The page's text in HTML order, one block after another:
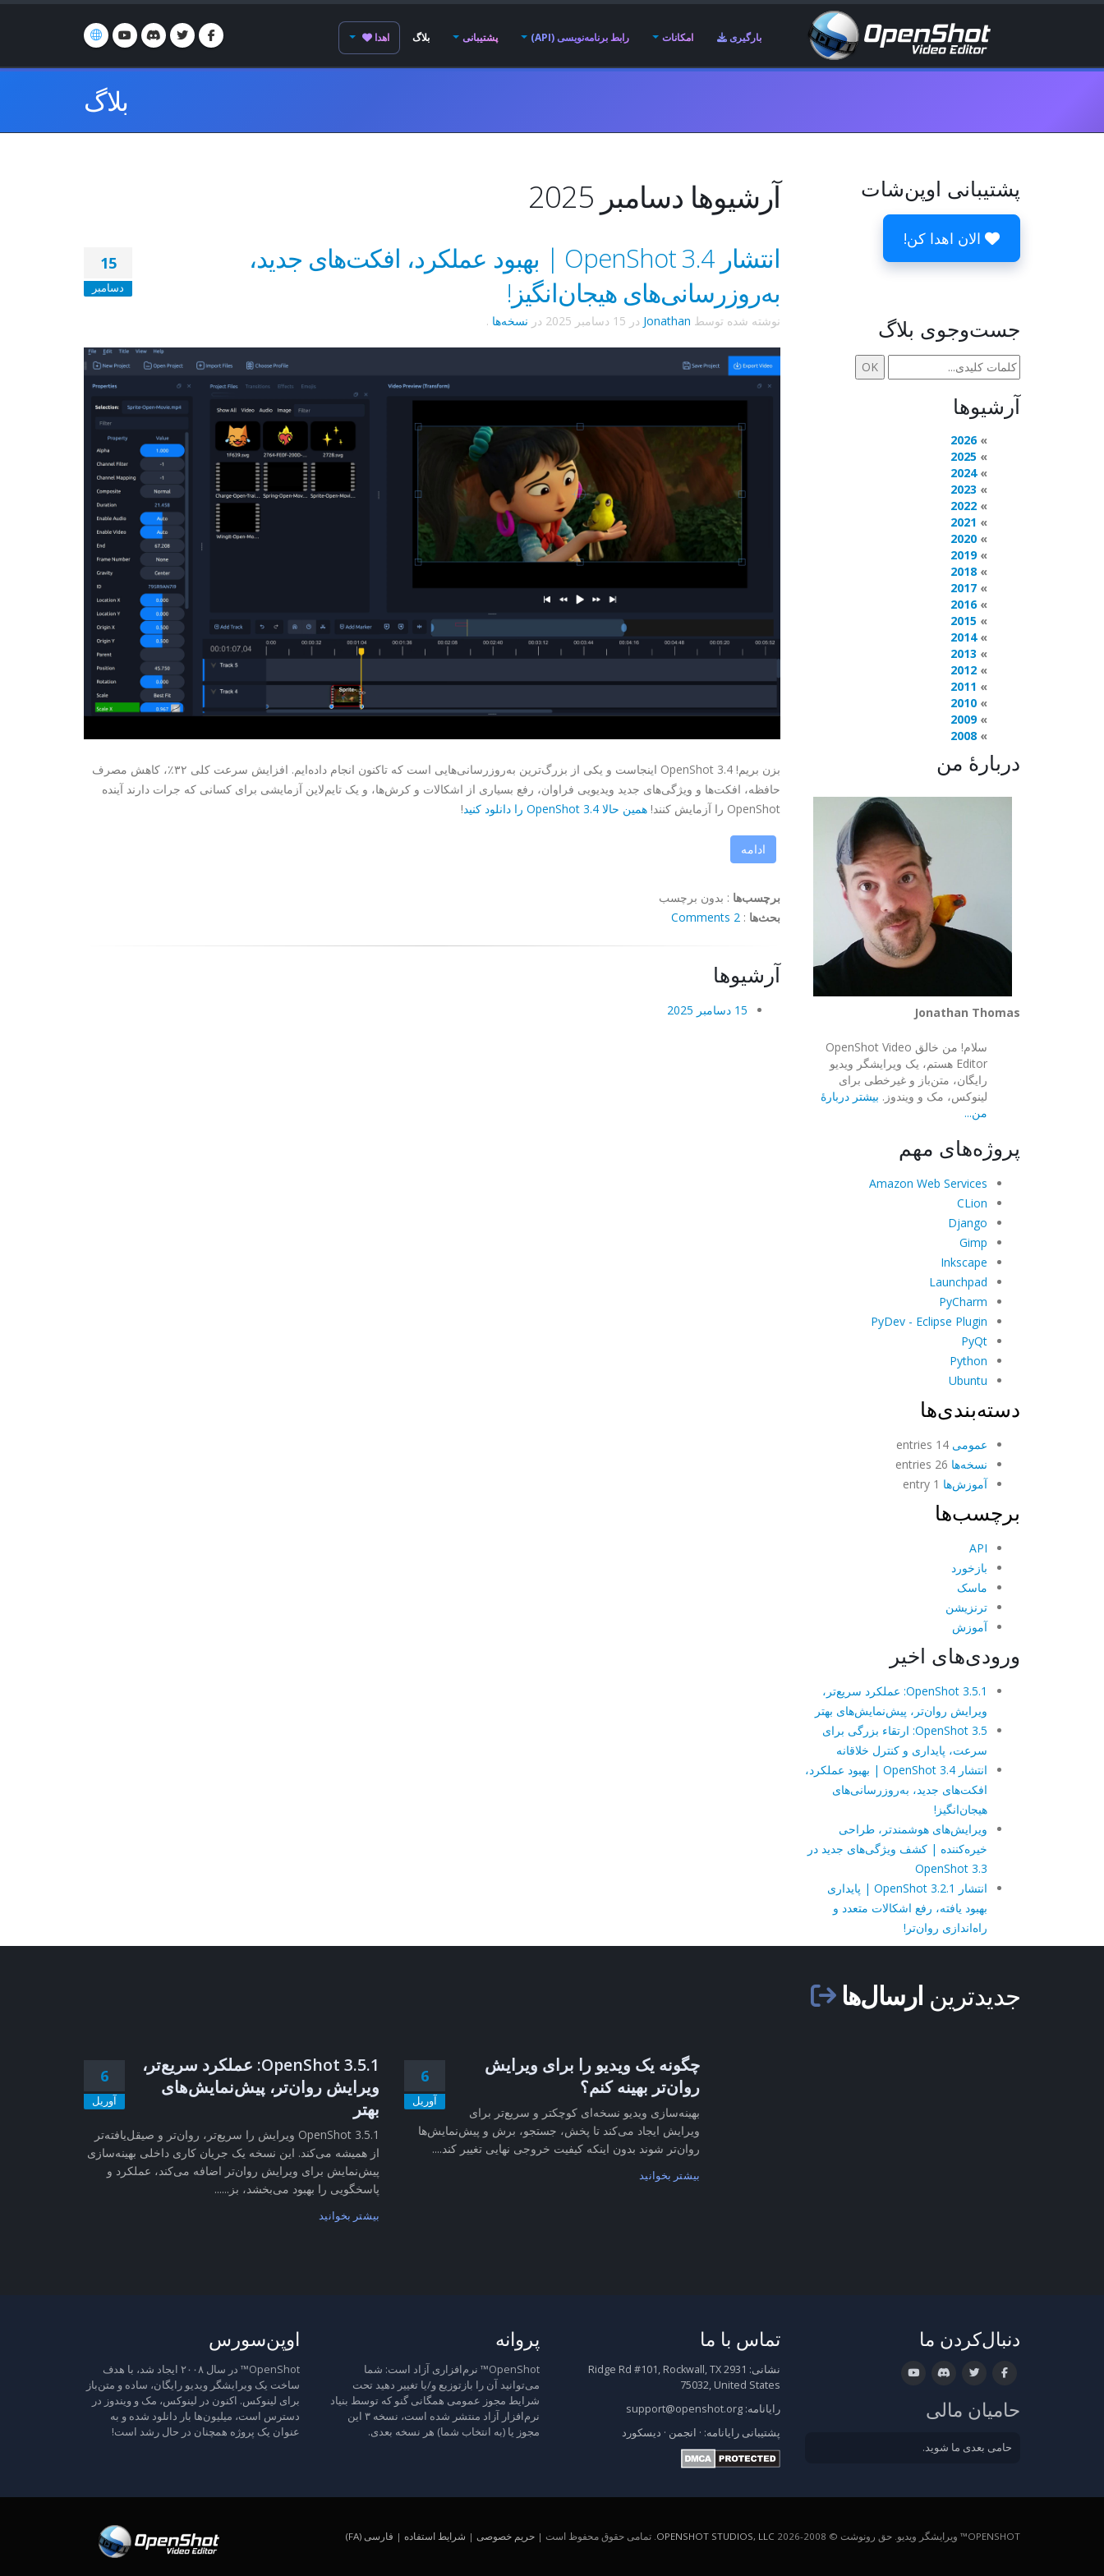
بارگیری امکانات رابط برنامه‌نویسی (API) پشتیبانی بلاگ اهدا
بلاگ
آرشیوها دسامبر 2025
15
دسامبر
انتشار OpenShot 3.4 | بهبود عملکرد، افکت‌های جدید،
به‌روزرسانی‌های هیجان‌انگیز!
نوشته شده توسط Jonathan در 15 دسامبر 2025 در نسخه‌ها .
بزن بریم! OpenShot 3.4 اینجاست و یکی از بزرگ‌ترین به‌روزرسانی‌هایی است که تاکنون انجام داده‌ایم. افزایش سرعت کلی ۳۲٪، کاهش مصرف
حافظه، افکت‌ها و ویژگی‌های جدید ویدیویی فراوان، رفع بسیاری از اشکالات و کرش‌ها، و یک تایم‌لاین آزمایشی برای کسانی که جرات دارند آینده
OpenShot را آزمایش کنند!
همین حالا OpenShot 3.4 را دانلود کنید !
ادامه
برچسب‌ها : بدون برچسب
بحث‌ها :
2 Comments
آرشیوها
15 دسامبر 2025
پشتیبانی اوپن‌شات
الان اهدا کن!
جست‌وجوی بلاگ
آرشیوها
2026
2025
2024
2023
2022
2021
2020
2019
2018
2017
2016
2015
2014
2013
2012
2011
2010
2009
2008
دربارهٔ من
Jonathan Thomas
سلام! من خالق OpenShot Video
Editor هستم، یک ویرایشگر ویدیو
رایگان، متن‌باز و غیرخطی برای
لینوکس، مک و ویندوز. بیشتر دربارهٔ
من...
پروژه‌های مهم
Amazon Web Services
CLion
Django
Gimp
Inkscape
Launchpad
PyCharm
PyDev - Eclipse Plugin
PyQt
Python
Ubuntu
دسته‌بندی‌ها
عمومی
نسخه‌ها
آموزش‌ها
برچسب‌ها
API
بازخورد
ماسک
ترنزیشن
آموزش
ورودی‌های اخیر
OpenShot 3.5.1: عملکرد سریع‌تر،
ویرایش روان‌تر، پیش‌نمایش‌های بهتر
OpenShot 3.5: ارتقاء بزرگی برای
سرعت، پایداری و کنترل خلاقانه
انتشار OpenShot 3.4 | بهبود عملکرد،
افکت‌های جدید، به‌روزرسانی‌های
هیجان‌انگیز!
ویرایش‌های هوشمندتر، طراحی
خیره‌کننده | کشف ویژگی‌های جدید در
OpenShot 3.3
انتشار OpenShot 3.2.1 | پایداری
بهبود یافته، رفع اشکالات متعدد و
راه‌اندازی روان‌تر!
جدیدترین ارسال‌ها
6
آوریل
OpenShot 3.5.1: عملکرد سریع‌تر،
ویرایش روان‌تر، پیش‌نمایش‌های
بهتر
OpenShot 3.5.1 ویرایش را سریع‌تر، روان‌تر و صیقل‌یافته‌تر
از همیشه می‌کند. این نسخه یک جریان کاری داخلی بهینه‌سازی
پیش‌نمایش برای ویرایش روان‌تر اضافه می‌کند، عملکرد و
پاسخگویی را بهبود می‌بخشد، بز......
بیشتر بخوانید
6
آوریل
چگونه یک ویدیو را برای ویرایش
روان‌تر بهینه کنم؟
بهینه‌سازی ویدیو نسخه‌ای کوچکتر و سریع‌تر برای
ویرایش ایجاد می‌کند تا پخش، جستجو، برش و پیش‌نمایش‌ها
روان‌تر شوند بدون اینکه کیفیت خروجی نهایی تغییر کند....
بیشتر بخوانید
اوپن‌سورس
OpenShot™ در سال ۲۰۰۸ ایجاد شد، با هدف
ساخت یک ویرایشگر ویدیو رایگان، ساده و متن‌باز
برای لینوکس. اکنون در لینوکس، مک و ویندوز در
دسترس است، میلیون‌ها بار دانلود شده و به
عنوان یک پروژه همچنان در حال رشد است!
پروانه
OpenShot™ نرم‌افزاری آزاد است: شما
می‌توانید آن را بازتوزیع و/یا تغییر دهید تحت
شرایط مجوز عمومی همگانی گنو که توسط بنیاد
نرم‌افزار آزاد منتشر شده است، نسخه ۳ این
مجوز یا (به انتخاب شما) هر نسخه بعدی.
تماس با ما
نشانی:
2931 Ridge Rd #101, Rockwall, TX
75032, United States
رایانامه: support@openshot.org
پشتیبانی رایانامه: · انجمن · دیسکورد
دنبال‌کردن ما
حامیان مالی
حامی بعدی ما شوید.
OPENSHOT™ ویرایشگر ویدیو. حق رونوشت © 2008-2026 OPENSHOT STUDIOS, LLC. تمامی حقوق محفوظ است | حریم خصوصی | شرایط استفاده | فارسی (FA)